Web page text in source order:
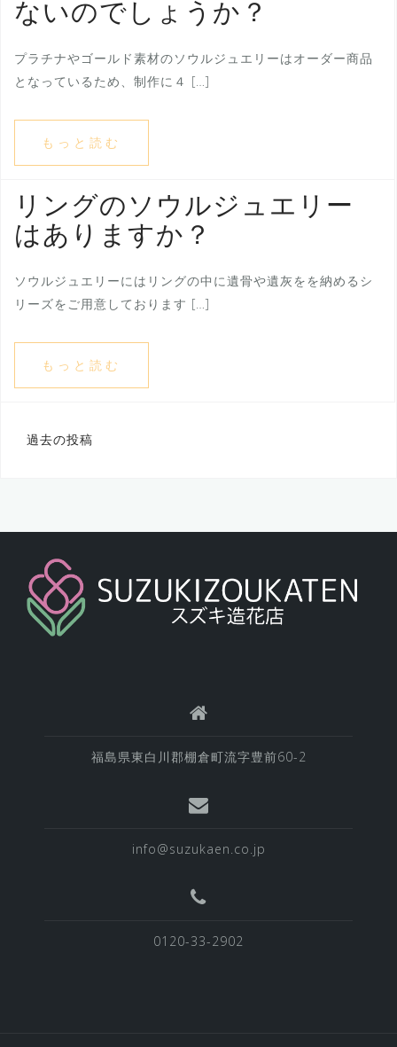
ないのでしょうか？
プラチナやゴールド素材のソウルジュエリーはオーダー商品
となっているため、制作に４ […]
もっと読む
リングのソウルジュエリー
はありますか？
ソウルジュエリーにはリングの中に遺骨や遺灰をを納めるシ
リーズをご用意しております […]
もっと読む
過去の投稿
福島県東白川郡棚倉町流字豊前60-2
info@suzukaen.co.jp
0120-33-2902